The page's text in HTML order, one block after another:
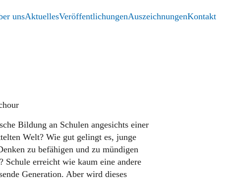
unsAktuellesVeröffentlichungenAuszeichnungenKontakt
Bildung an Schulen angesichts einer
Welt? Wie gut gelingt es, junge
zu befähigen und zu mündigen
Schule erreicht wie kaum eine andere
Generation. Aber wird dieses